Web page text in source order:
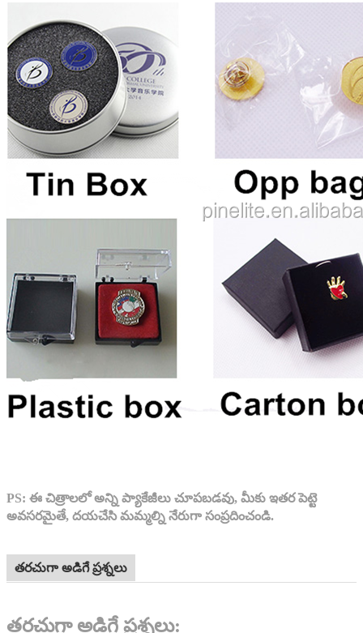
PS: ఈ చిత్రాలలో అన్ని ప్యాకేజీలు చూపబడవు, మీకు ఇతర పెట్టె
అవసరమైతే, దయచేసి మమ్మల్ని నేరుగా సంప్రదించండి.
తరచుగా అడిగే ప్రశ్నలు
తరచుగా అడిగే ప్రశ్నలు: